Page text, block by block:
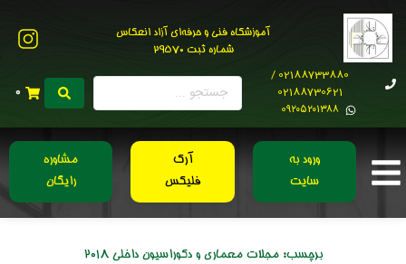
آموزشگاه فنی و حرفه‌ای آزاد انعکاس
شماره ثبت 29570
02188733880 /
02188730621
0۹۲۰۵۲۰۱۳۸۸
0
ورود به
سایت
آرک
فلیکس
مشاوره
رایگان
برچسب: مجلات معماری و دکوراسیون داخلی 2018